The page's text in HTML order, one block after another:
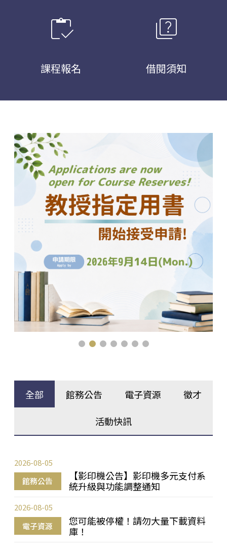
inventory
課程報名
quiz
借閱須知
全部 館務公告 電子資源 徵才
活動快訊
館務公告
【影印機公告】影印機多元支付系
統升級與功能調整通知
2026-08-05
電子資源
您可能被停權！請勿大量下載資料
庫！
2026-08-05